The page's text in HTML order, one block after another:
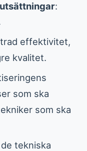
:
effektivitet,
kvalitet.
som ska
som ska
tekniska